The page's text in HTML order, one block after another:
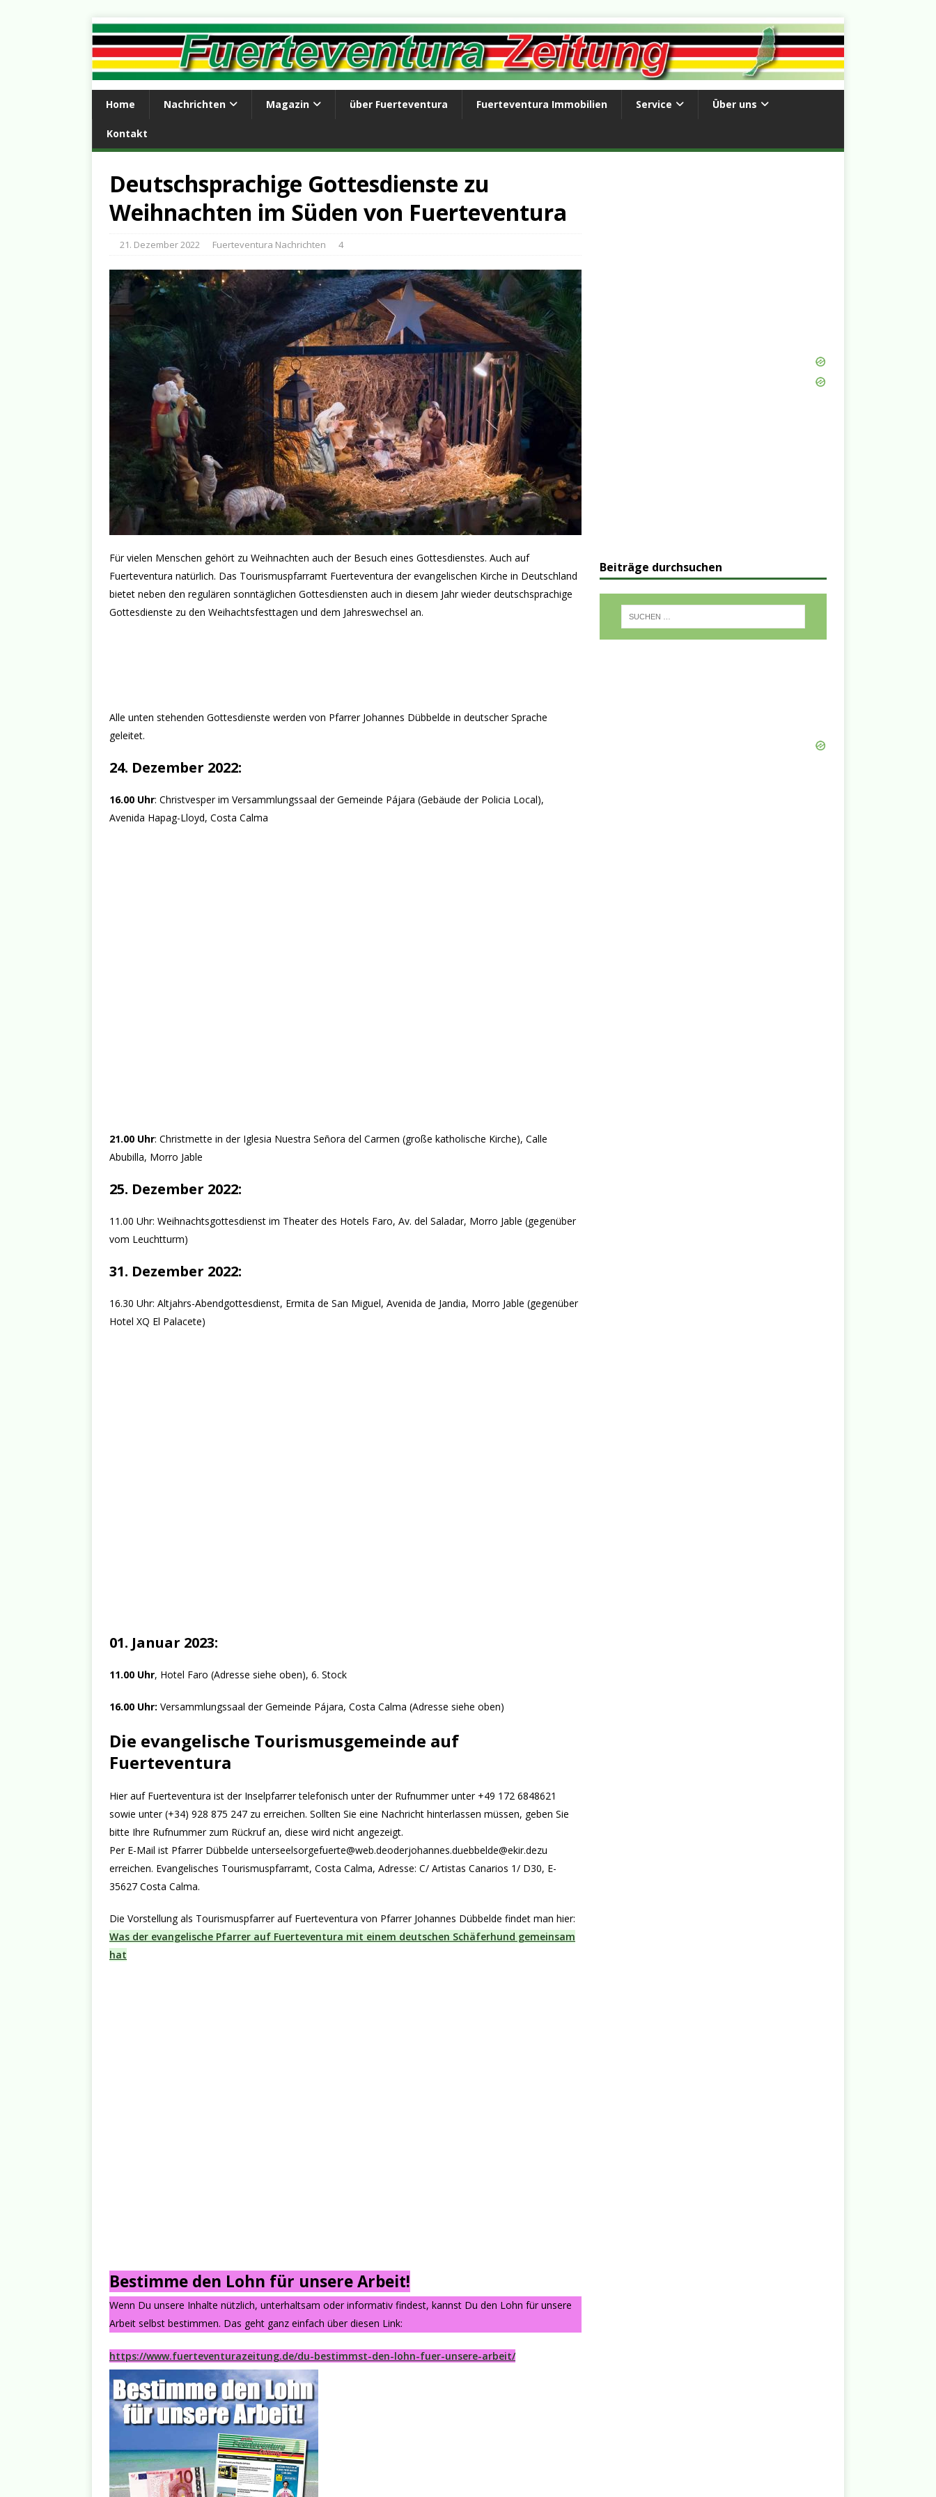
Home Nachrichten Magazin über Fuerteventura Fuerteventura Immobilien Service Über uns
Kontakt
Deutschsprachige Gottesdienste zu
Weihnachten im Süden von Fuerteventura
21. Dezember 2022 Fuerteventura Nachrichten 4
Für vielen Menschen gehört zu Weihnachten auch der Besuch eines Gottesdienstes. Auch auf
Fuerteventura natürlich. Das Tourismuspfarramt Fuerteventura der evangelischen Kirche in Deutschland
bietet neben den regulären sonntäglichen Gottesdiensten auch in diesem Jahr wieder deutschsprachige
Gottesdienste zu den Weihachtsfesttagen und dem Jahreswechsel an.
Alle unten stehenden Gottesdienste werden von Pfarrer Johannes Dübbelde in deutscher Sprache
geleitet.
24. Dezember 2022:
16.00 Uhr: Christvesper im Versammlungssaal der Gemeinde Pájara (Gebäude der Policia Local),
Avenida Hapag-Lloyd, Costa Calma
21.00 Uhr: Christmette in der Iglesia Nuestra Señora del Carmen (große katholische Kirche), Calle
Abubilla, Morro Jable
25. Dezember 2022:
11.00 Uhr: Weihnachtsgottesdienst im Theater des Hotels Faro, Av. del Saladar, Morro Jable (gegenüber
vom Leuchtturm)
31. Dezember 2022:
16.30 Uhr: Altjahrs-Abendgottesdienst, Ermita de San Miguel, Avenida de Jandia, Morro Jable (gegenüber
Hotel XQ El Palacete)
01. Januar 2023:
11.00 Uhr, Hotel Faro (Adresse siehe oben), 6. Stock
16.00 Uhr: Versammlungssaal der Gemeinde Pájara, Costa Calma (Adresse siehe oben)
Die evangelische Tourismusgemeinde auf
Fuerteventura
Hier auf Fuerteventura ist der Inselpfarrer telefonisch unter der Rufnummer unter +49 172 6848621
sowie unter (+34) 928 875 247 zu erreichen. Sollten Sie eine Nachricht hinterlassen müssen, geben Sie
bitte Ihre Rufnummer zum Rückruf an, diese wird nicht angezeigt.
Per E-Mail ist Pfarrer Dübbelde unterseelsorgefuerte@web.deoderjohannes.duebbelde@ekir.dezu
erreichen. Evangelisches Tourismuspfarramt, Costa Calma, Adresse: C/ Artistas Canarios 1/ D30, E-
35627 Costa Calma.
Die Vorstellung als Tourismuspfarrer auf Fuerteventura von Pfarrer Johannes Dübbelde findet man hier:
Was der evangelische Pfarrer auf Fuerteventura mit einem deutschen Schäferhund gemeinsam
hat
Bestimme den Lohn für unsere Arbeit!
Wenn Du unsere Inhalte nützlich, unterhaltsam oder informativ findest, kannst Du den Lohn für unsere
Arbeit selbst bestimmen. Das geht ganz einfach über diesen Link:
https://www.fuerteventurazeitung.de/du-bestimmst-den-lohn-fuer-unsere-arbeit/
Beiträge durchsuchen